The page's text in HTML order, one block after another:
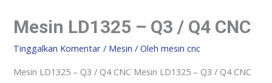
Mesin LD1325 – Q3 / Q4 CNC
Tinggalkan Komentar / Mesin / Olehmesin cnc
Mesin LD1325 – Q3 / Q4 CNC Mesin LD1325 – Q3 / Q4 CNC